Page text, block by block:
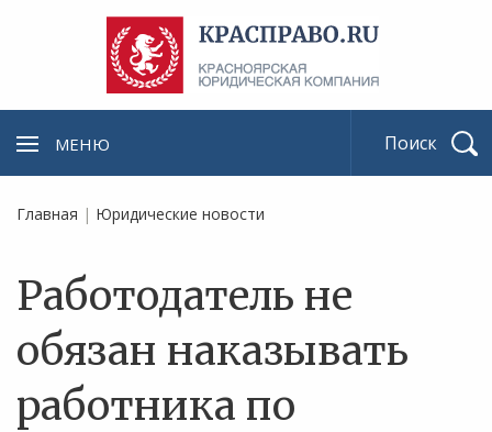
МЕНЮ
Главная | Юридические новости
Работодатель не
обязан наказывать
работника по